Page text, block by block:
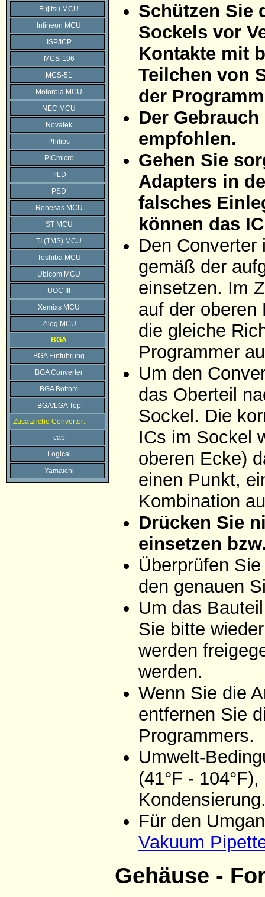
Fujitsu MCU
Infineon MCU
ISP/ICP
MCS-196
MCS-51
Motorola MCU
NEC MCU
Novatek
Philips
PICmicro
PLD
PSD
Renesas MCU
ST MCU
TI (TMS) MCU
Toshiba MCU
Ubicom MCU
UOC III
Xemixs MCU
Zilog MCU
BGA
BGA Einführung
BGA Converter
BGA Bottom
BGA/LGA Top
Zusätzliche Converter:
cab
Logical
Yamaichi
Schützen Sie
Sockels vor
Kontakte mit
Teilchen von
der
Der
empfohlen.
Gehen Sie
Adapters in
falsches
können das
Den
gemäß der
einsetzen. Im
auf der
die gleiche
Programmer
Um den
das Oberteil
Sockel. Die
ICs im Sockel
oberen Ecke)
einen Punkt,
Kombination
Drücken Sie
einsetzen
Überprüfen
den genauen
Um das
Sie bitte
werden
werden.
Wenn Sie die
entfernen Sie
Programmers.
Umwelt-
(41°F -
Für den
Vakuum
Gehäuse -